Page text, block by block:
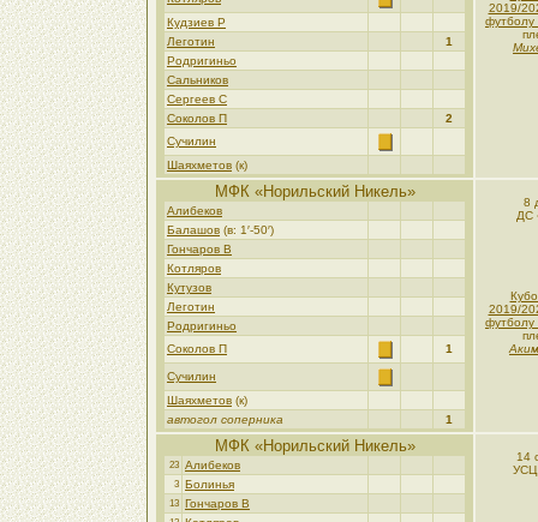
Кудзиев Р
Леготин
1
Родригиньо
Сальников
Сергеев С
Соколов П
2
Сучилин
Шаяхметов (к)
2019/
футболу
МФК «Норильский Никель»
Алибеков
Балашов (в: 1′-50′)
Гончаров В
Котляров
Кутузов
Леготин
Родригиньо
Соколов П
1
Сучилин
Шаяхметов (к)
автогол соперника
1
8
ДС
2019/
футболу
МФК «Норильский Никель»
23 Алибеков
3 Болинья
13 Гончаров В
14
УСЦ